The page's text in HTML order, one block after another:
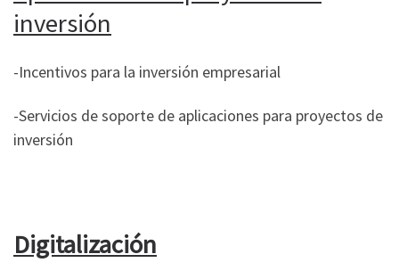
inversión
-Incentivos para la inversión empresarial
-Servicios de soporte de aplicaciones para proyectos de
inversión
Digitalización